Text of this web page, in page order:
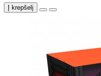
Į krepšelį